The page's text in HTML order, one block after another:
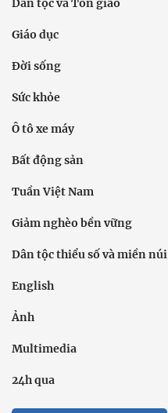
Dân tộc và Tôn giáo
Giáo dục
Đời sống
Sức khỏe
Ô tô xe máy
Bất động sản
Tuần Việt Nam
Giảm nghèo bền vững
Dân tộc thiểu số và miền núi
English
Ảnh
Multimedia
24h qua